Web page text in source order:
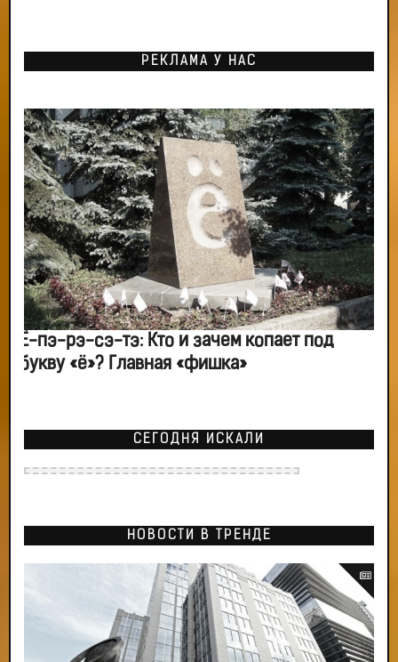
РЕКЛАМА У НАС
Ё-пэ-рэ-сэ-тэ: Кто и зачем копает под
букву «ё»? Главная «фишка»
СЕГОДНЯ ИСКАЛИ
НОВОСТИ В ТРЕНДЕ